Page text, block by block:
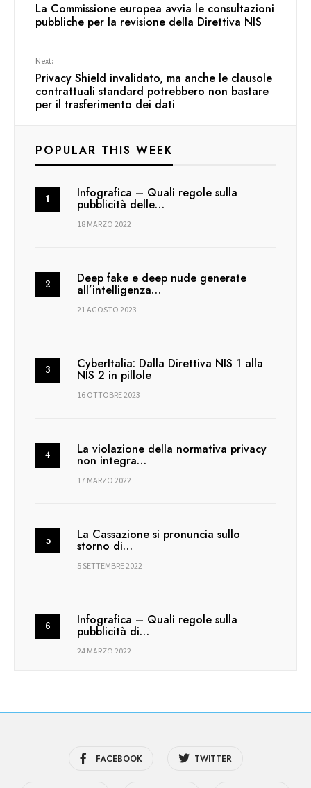
La Commissione europea avvia le consultazioni
pubbliche per la revisione della Direttiva NIS
Next:
Privacy Shield invalidato, ma anche le clausole
contrattuali standard potrebbero non bastare
per il trasferimento dei dati
POPULAR THIS WEEK
Infografica – Quali regole sulla
pubblicità delle…
18 MARZO 2022
Deep fake e deep nude generate
all’intelligenza…
21 AGOSTO 2023
CyberItalia: Dalla Direttiva NIS 1 alla
NIS 2 in pillole
16 OTTOBRE 2023
La violazione della normativa privacy
non integra…
17 MARZO 2022
La Cassazione si pronuncia sullo
storno di…
5 SETTEMBRE 2022
Infografica – Quali regole sulla
pubblicità di…
24 MARZO 2022
FACEBOOK TWITTER